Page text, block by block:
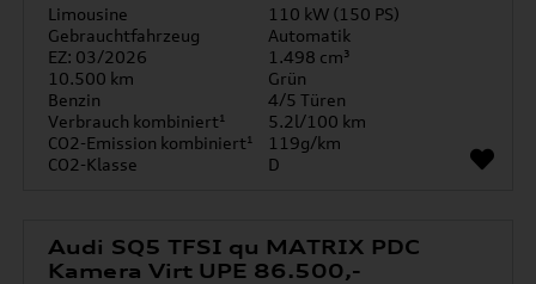
Limousine
110 kW (150 PS)
Gebrauchtfahrzeug
Automatik
EZ: 03/2026
1.498 cm³
10.500 km
Grün
Benzin
4/5 Türen
Verbrauch kombiniert¹
5.2l/100 km
CO2-Emission kombiniert¹
119g/km
CO2-Klasse
D
Audi SQ5 TFSI qu MATRIX PDC
Kamera Virt UPE 86.500,-